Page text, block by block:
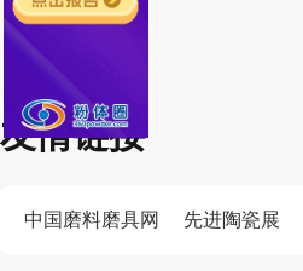
友情链接
中国磨料磨具网 先进陶瓷展